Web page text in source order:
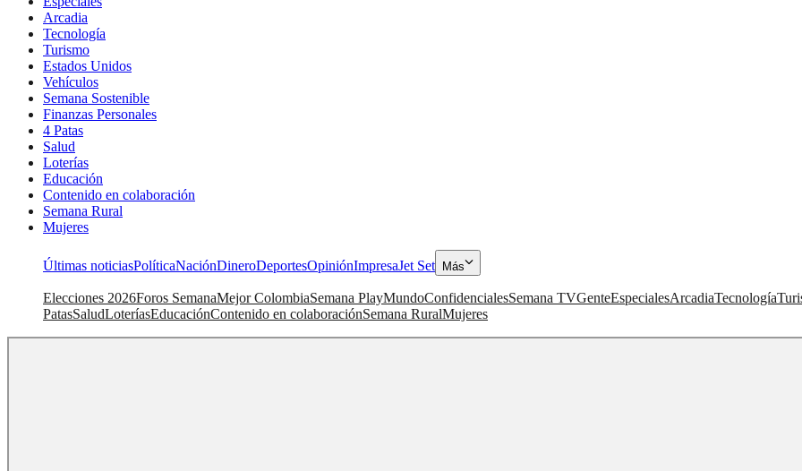
Arcadia
Tecnología
Turismo
Estados Unidos
Vehículos
Semana Sostenible
Finanzas Personales
4 Patas
Salud
Loterías
Educación
Contenido en colaboración
Semana Rural
Mujeres
Últimas noticiasPolíticaNaciónDineroDeportesOpiniónImpresaJet Set Más
Elecciones 2026Foros SemanaMejor ColombiaSemana PlayMundoConfidencialesSemana TVGenteEspecialesArcadiaTecnología
PatasSaludLoteríasEducaciónContenido en colaboraciónSemana RuralMujeres